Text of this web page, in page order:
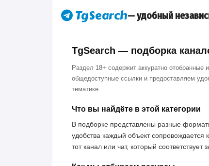
— удобный
TgSearch — подборка
Раздел 18+ содержит аккуратно
общедоступные ссылки и предоставляем
тематике.
Что вы найдёте в этой категории
В подборке представлены разные
удобства каждый объект
тот канал или чат, который